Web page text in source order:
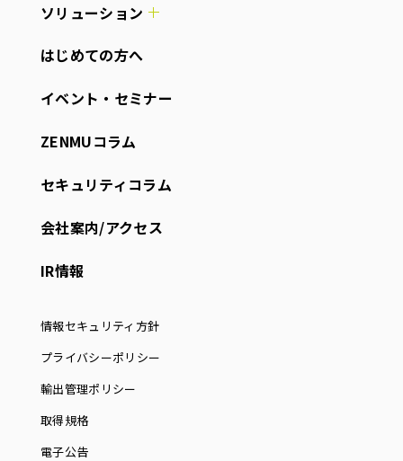
ソリューション
はじめての方へ
イベント・セミナー
ZENMUコラム
セキュリティコラム
会社案内/アクセス
IR情報
情報セキュリティ方針
プライバシーポリシー
輸出管理ポリシー
取得規格
電子公告